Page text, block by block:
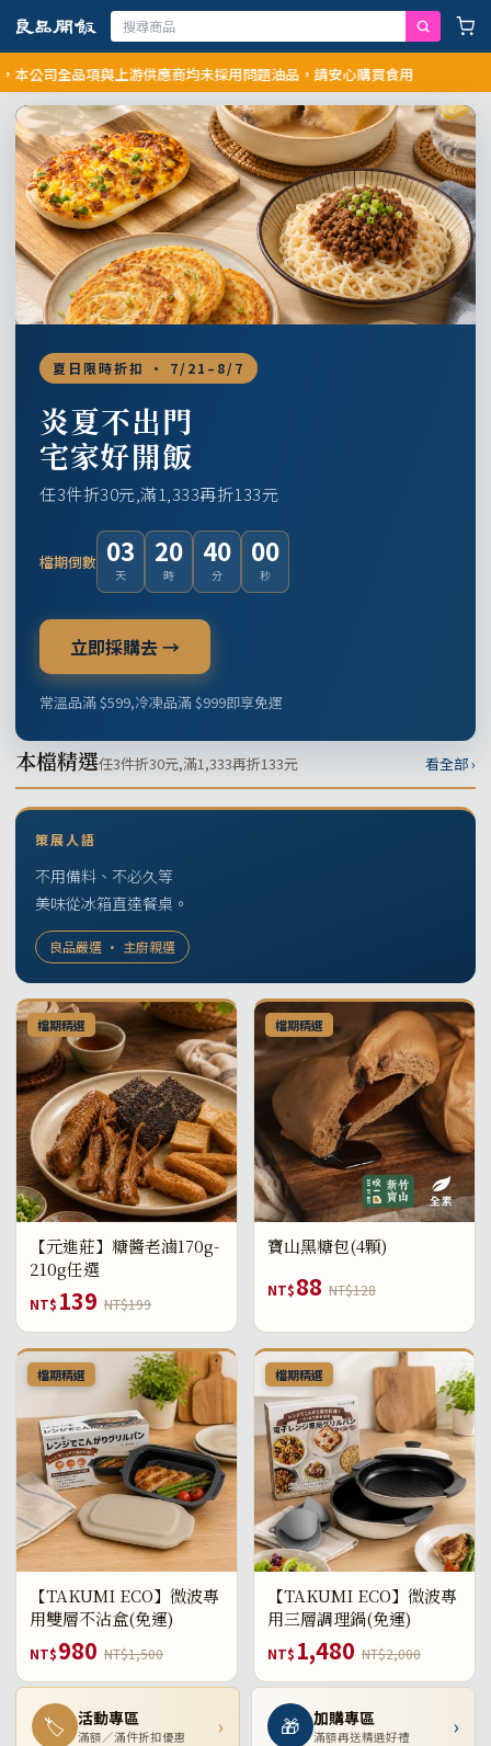
全品項與上游供應商均未採用問題油品，請安心購買食用
夏日限時折扣 · 7/21–8/7
炎夏不出門
宅家好開飯
任3件折30元,滿1,333再折133元
檔期倒數 03
天
20
時
39
分
59
秒
立即採購去 →
常溫品滿 $599,冷凍品滿 $999即享免運
本檔精選任3件折30元,滿1,333再折133元 看全部 ›
策展人語
不用備料、不必久等
美味從冰箱直達餐桌。
良品嚴選 · 主廚親選
檔期精選
【元進莊】糖醬老滷170g-
210g任選
NT$ 139 NT$199
檔期精選
寶山黑糖包(4顆)
NT$88 NT$128
檔期精選
【TAKUMI ECO】微波專
用雙層不沾盒(免運)
NT$980 NT$1,500
檔期精選
【TAKUMI ECO】微波專
用三層調理鍋(免運)
NT$ 1,480 NT$2,000
🏷 活動專區
滿額／滿件折扣優惠 › 🎁 加購專區
滿額再送精選好禮 ›